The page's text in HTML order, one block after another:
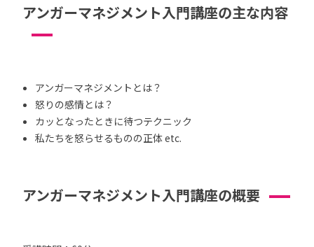
アンガーマネジメント入門講座の主な内容
アンガーマネジメントとは？
怒りの感情とは？
カッとなったときに待つテクニック
私たちを怒らせるものの正体 etc.
アンガーマネジメント入門講座の概要